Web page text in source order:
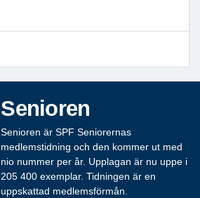
Senioren
Senioren är SPF Seniorernas
medlemstidning och den kommer ut med
nio nummer per år. Upplagan är nu uppe i
205 400 exemplar. Tidningen är en
uppskattad medlemsförmån.